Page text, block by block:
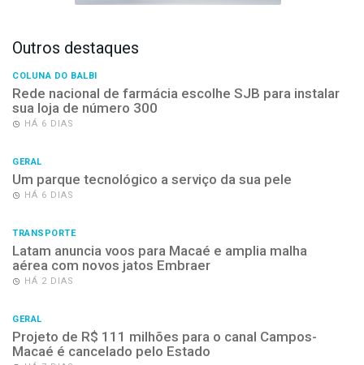
Outros destaques
COLUNA DO BALBI
Rede nacional de farmácia escolhe SJB para instalar
sua loja de número 300
HÁ 6 DIAS
GERAL
Um parque tecnológico a serviço da sua pele
HÁ 6 DIAS
TRANSPORTE
Latam anuncia voos para Macaé e amplia malha
aérea com novos jatos Embraer
HÁ 2 DIAS
GERAL
Projeto de R$ 111 milhões para o canal Campos-
Macaé é cancelado pelo Estado